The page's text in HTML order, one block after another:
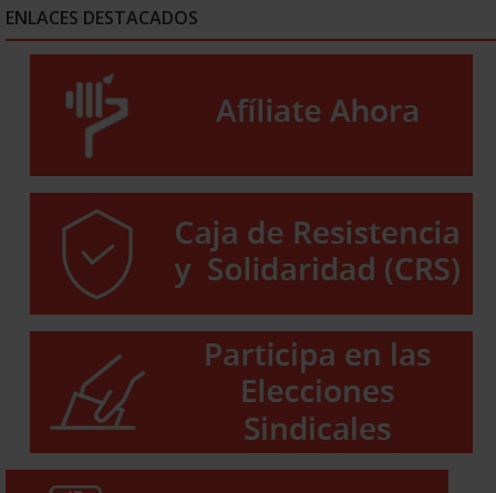
ENLACES DESTACADOS